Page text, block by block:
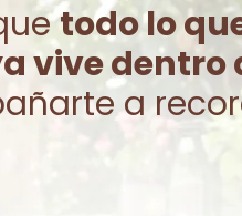
todo lo
vive dentro
a